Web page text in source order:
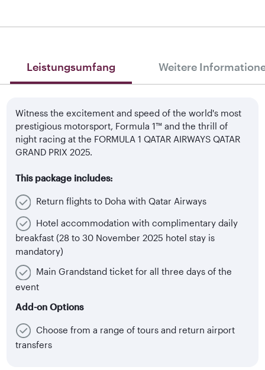
Leistungsumfang Weitere
Witness the excitement and speed of the world's most
prestigious motorsport, Formula 1™ and the thrill of
night racing at the FORMULA 1 QATAR AIRWAYS QATAR
GRAND PRIX 2025.
This package includes:
Return flights to Doha with Qatar Airways
Hotel accommodation with complimentary daily
breakfast (28 to 30 November 2025 hotel stay is
mandatory)
Main Grandstand ticket for all three days of the
event
Add-on Options
Choose from a range of tours and return airport
transfers